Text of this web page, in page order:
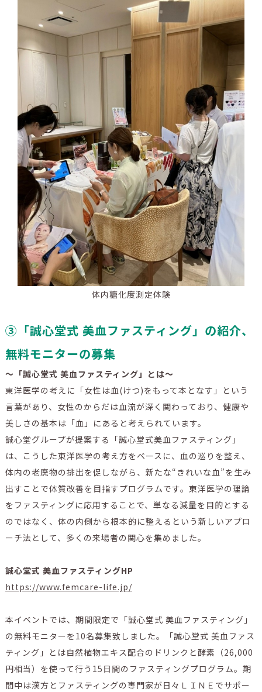
体内糖化度測定体験
③「誠心堂式 美血ファスティング」の紹介、
無料モニターの募集
～「誠心堂式 美血ファスティング」とは～
東洋医学の考えに「女性は血(けつ)をもって本となす」という
言葉があり、女性のからだは血流が深く関わっており、健康や
美しさの基本は「血」にあると考えられています。
誠心堂グループが提案する「誠心堂式美血ファスティング」
は、こうした東洋医学の考え方をベースに、血の巡りを整え、
体内の老廃物の排出を促しながら、新たな“きれいな血”を生み
出すことで体質改善を目指すプログラムです。東洋医学の理論
をファスティングに応用することで、単なる減量を目的とする
のではなく、体の内側から根本的に整えるという新しいアプロ
ーチ法として、多くの来場者の関心を集めました。
誠心堂式 美血ファスティングHP
https://www.femcare-life.jp/
本イベントでは、期間限定で「誠心堂式 美血ファスティング」
の無料モニターを10名募集致しました。「誠心堂式 美血ファス
ティング」とは自然植物エキス配合のドリンクと酵素（26,000
円相当）を使って行う15日間のファスティングプログラム。期
間中は漢方とファスティングの専門家が日々ＬＩＮＥでサポー